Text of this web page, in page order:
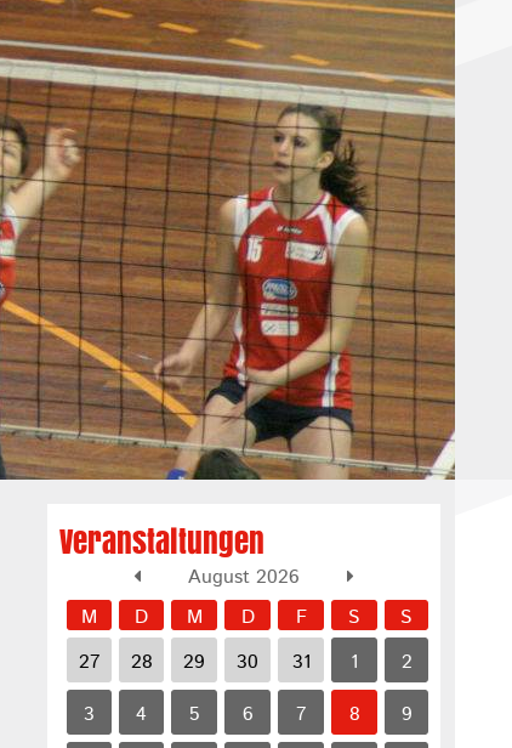
Veranstaltungen
August 2026
M D M D F S S
27 28 29 30 31 1 2
3 4 5 6 7 8 9